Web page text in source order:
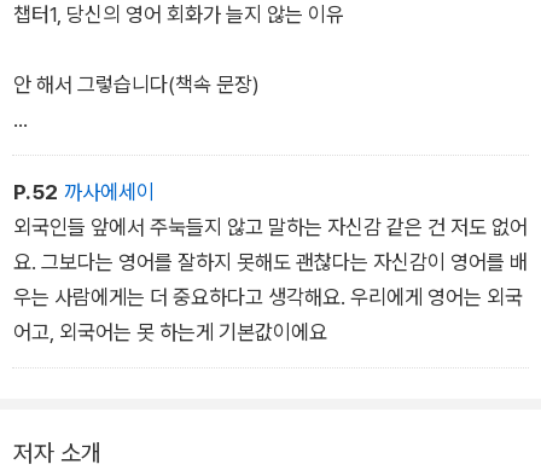
챕터1, 당신의 영어 회화가 늘지 않는 이유
안 해서 그렇습니다(책속 문장)
챕터 2. 지금 당장 시작하는 진짜 영어 공부
이해는 한번만 말을 백번 하라(책속 문장)
P.52 까사에세이
외국인들 앞에서 주눅들지 않고 말하는 자신감 같은 건 저도 없어
요. 그보다는 영어를 잘하지 못해도 괜찮다는 자신감이 영어를 배
우는 사람에게는 더 중요하다고 생각해요. 우리에게 영어는 외국
어고, 외국어는 못 하는게 기본값이에요
저자 소개